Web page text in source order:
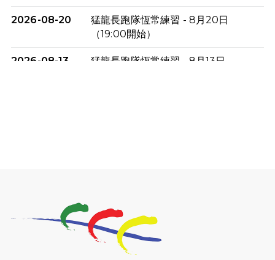
2026-08-20
猛龍長跑隊恆常練習 - 8月20日
（19:00開始）
2026-08-13
猛龍長跑隊恆常練習 - 8月13日
2026-07-23
猛龍長跑隊恆常練習 - 7月23日
（19:00開始）
猛龍長跑隊恆常練習 - 7月16日